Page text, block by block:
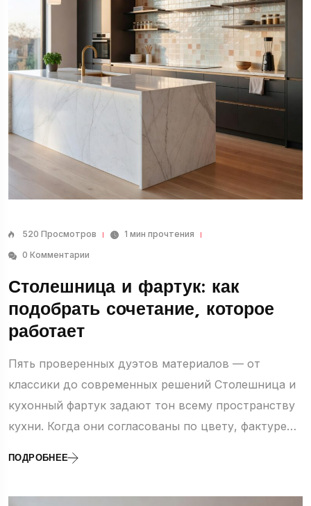
520 Просмотров
1 мин прочтения
0 Комментарии
Столешница и фартук: как
подобрать сочетание, которое
работает
Пять проверенных дуэтов материалов — от
классики до современных решений Столешница и
кухонный фартук задают тон всему пространству
кухни. Когда они согласованы по цвету, фактуре…
ПОДРОБНЕЕ